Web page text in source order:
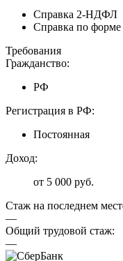
Справка 2-НДФЛ
Справка по форме
Требования
Гражданство:
РФ
Регистрация в РФ:
Постоянная
Доход:
от 5 000 руб.
Стаж на последнем
—
Общий трудовой стаж:
—